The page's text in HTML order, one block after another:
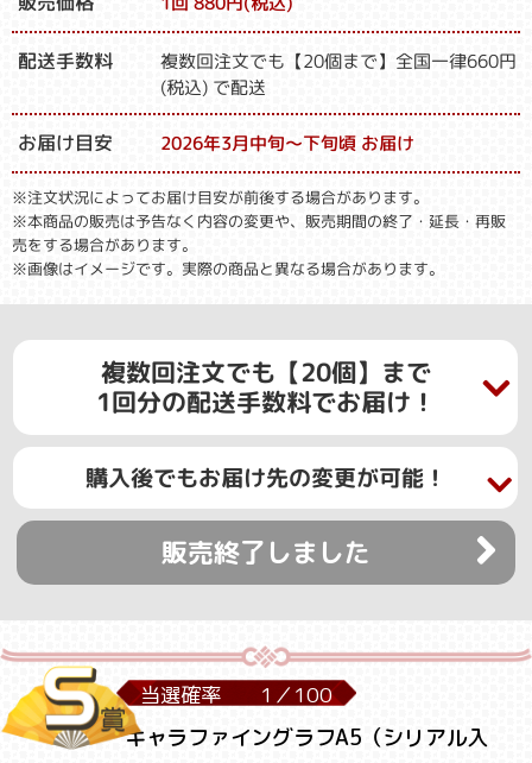
配送手数料 複数回注文でも【20個まで】全国一律660円
(税込) で配送
お届け目安 2026年3月中旬～下旬頃 お届け
※注文状況によってお届け目安が前後する場合があります。
※本商品の販売は予告なく内容の変更や、販売期間の終了・延長・再販
売をする場合があります。
※画像はイメージです。実際の商品と異なる場合があります。
複数回注文でも【20個】まで
1回分の配送手数料でお届け！
購入後でもお届け先の変更が可能！
販売終了しました
当選確率 1／100
キャラファイングラフA5（シリアル入